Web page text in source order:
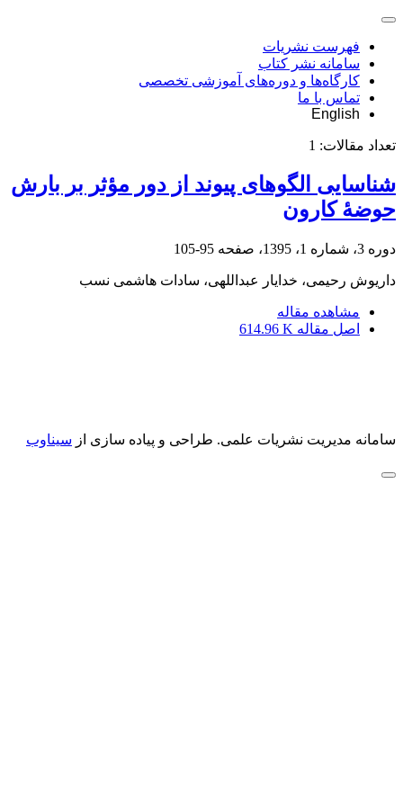
فهرست نشریات
سامانه نشر کتاب
کارگاه‌ها و دوره‌های آموزشی تخصصی
تماس با ما
English
تعداد مقالات: 1
شناسایی الگوهای پیوند از دور مؤثر بر بارش
حوضۀ کارون
دوره 3، شماره 1، 1395، صفحه 95-105
داریوش رحیمی، خدایار عبداللهی، سادات هاشمی نسب
مشاهده مقاله
اصل مقاله 614.96 K
سامانه مدیریت نشریات علمی. طراحی و پیاده سازی از سیناوب